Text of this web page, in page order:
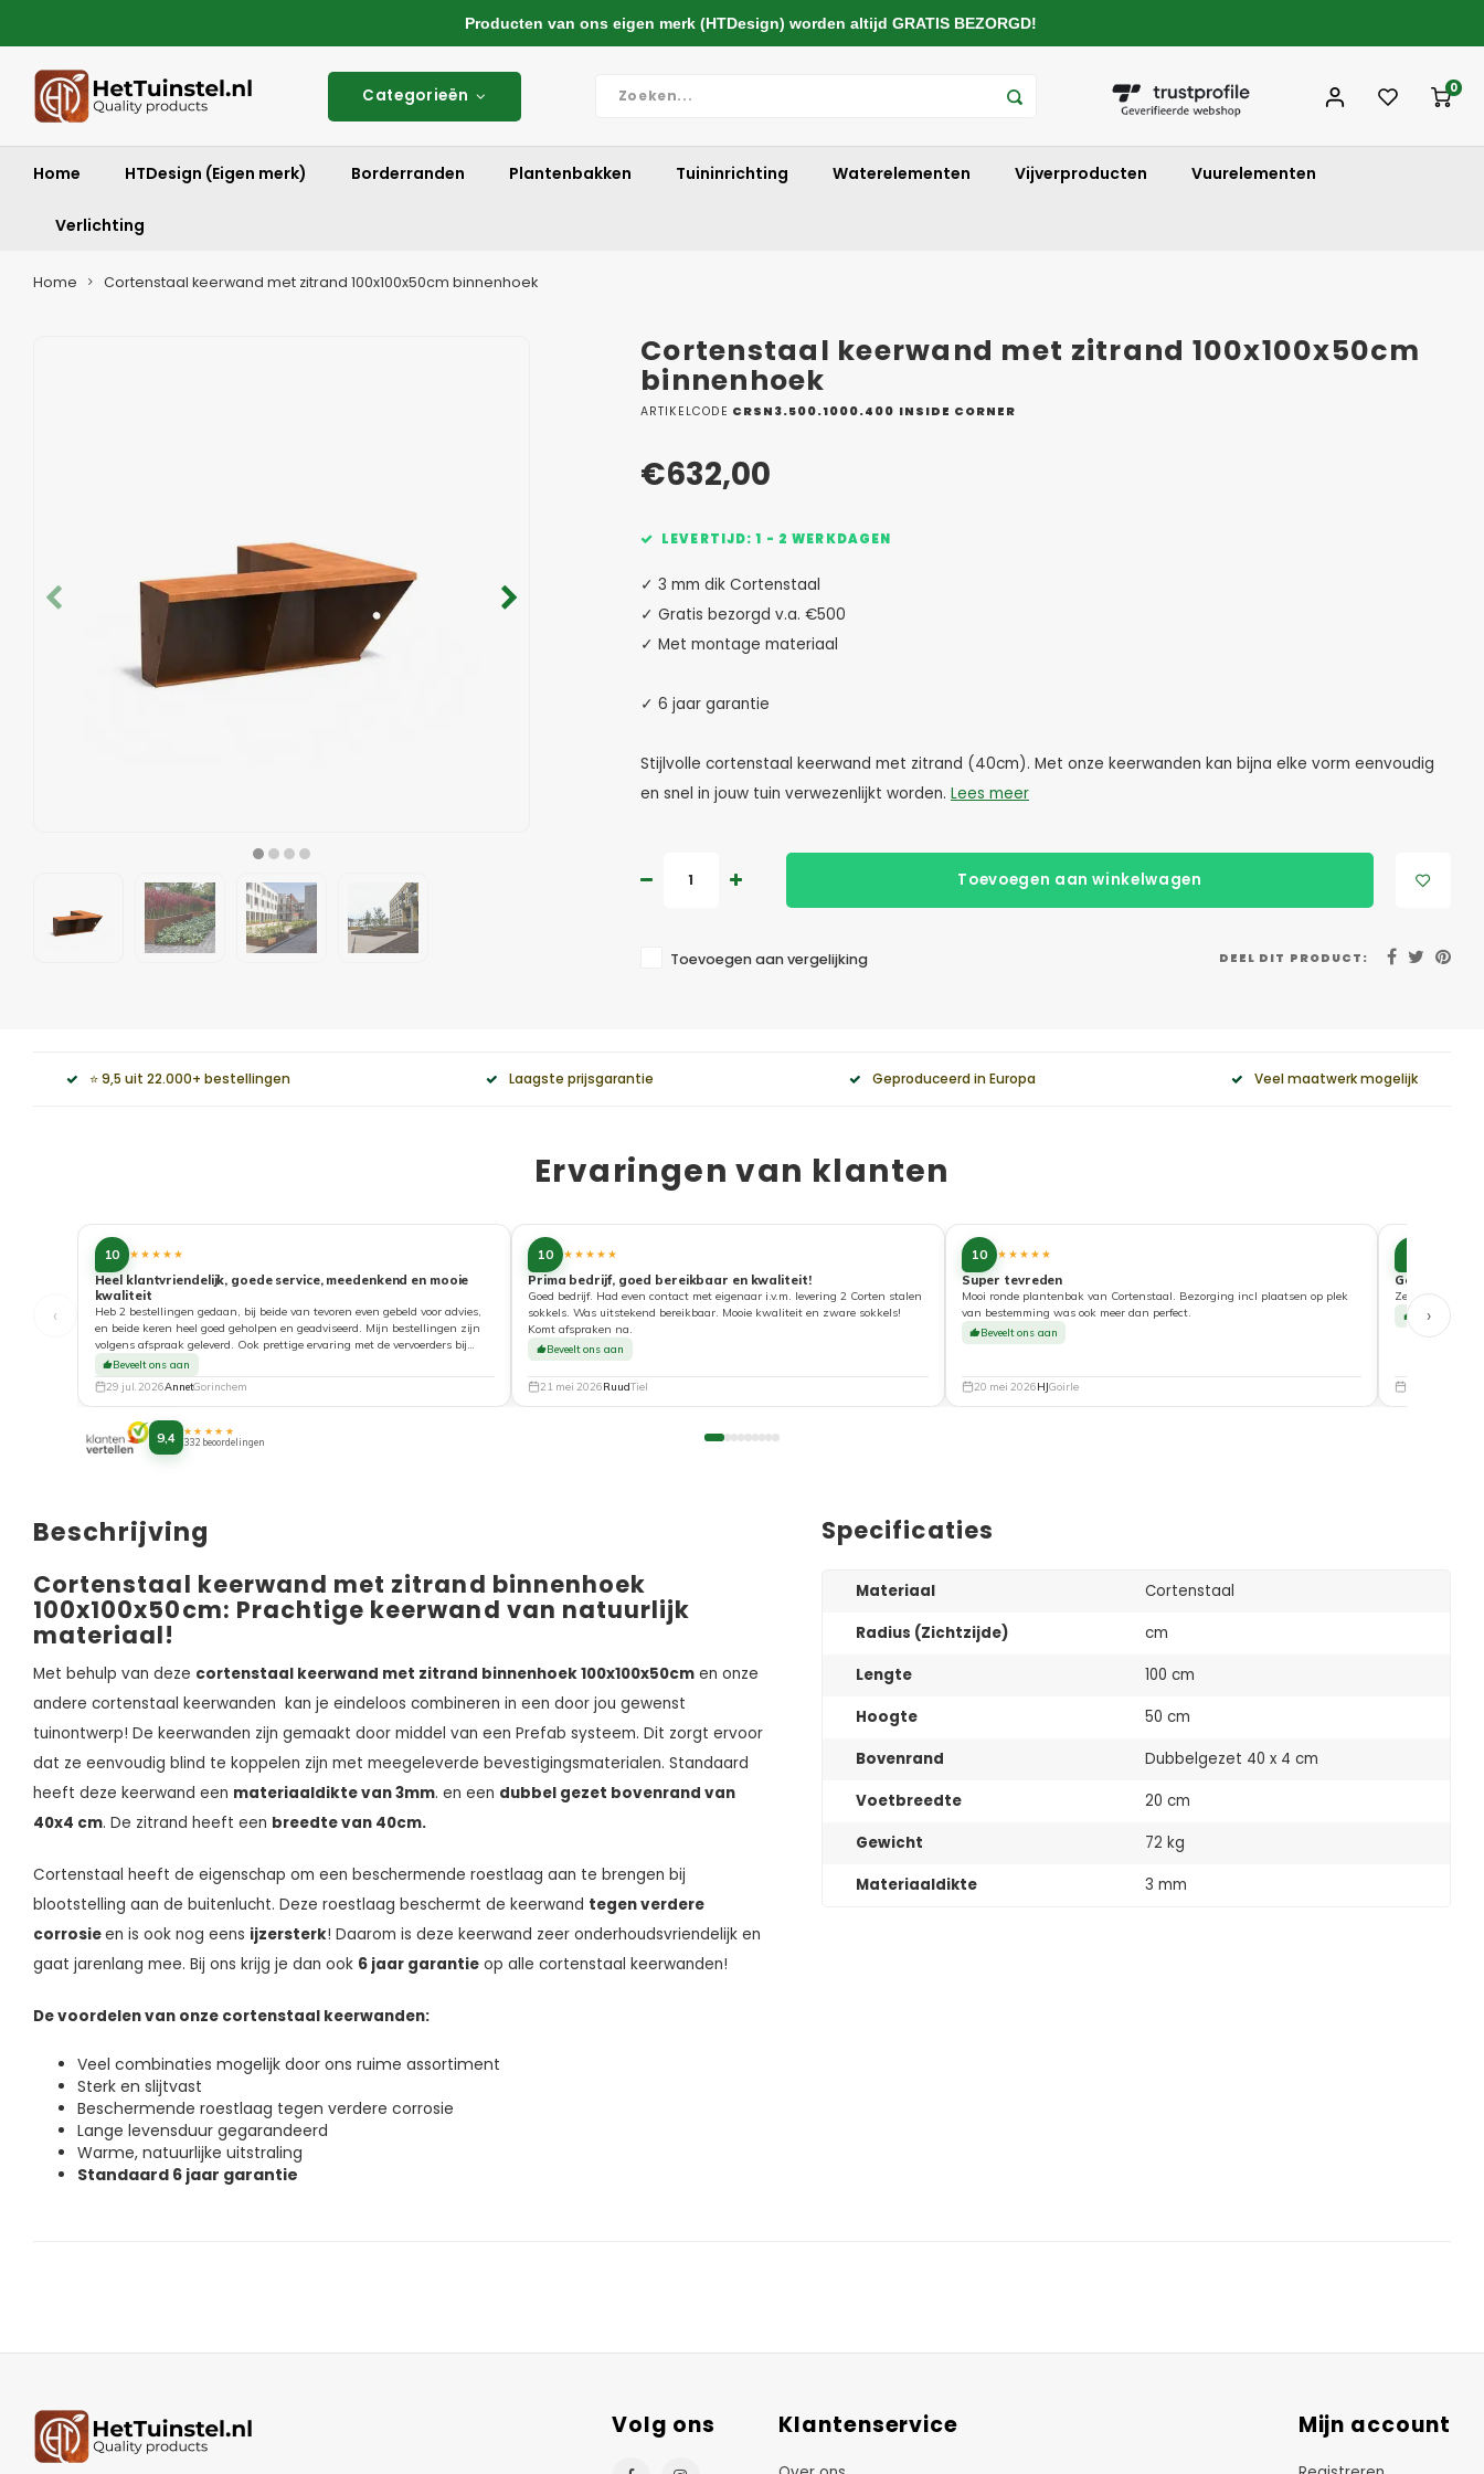
Categorieën 0
Home HTDesign (Eigen merk) Borderranden Plantenbakken Tuininrichting Waterelementen Vijverproducten Vuurelementen
Verlichting
Home Cortenstaal keerwand met zitrand 100x100x50cm binnenhoek
Cortenstaal keerwand met zitrand 100x100x50cm
binnenhoek
ARTIKELCODE CRSN3.500.1000.400 INSIDE CORNER
€632,00
LEVERTIJD: 1 - 2 WERKDAGEN
✓ 3 mm dik Cortenstaal
✓ Gratis bezorgd v.a. €500
✓ Met montage materiaal
✓ 6 jaar garantie
Stijlvolle cortenstaal keerwand met zitrand (40cm). Met onze keerwanden kan bijna elke vorm eenvoudig
en snel in jouw tuin verwezenlijkt worden. Lees meer
Toevoegen aan winkelwagen
Toevoegen aan vergelijking DEEL DIT PRODUCT:
⭐ 9,5 uit 22.000+ bestellingen Laagste prijsgarantie Geproduceerd in Europa Veel maatwerk mogelijk
Ervaringen van klanten
‹
10 ★★★★★
Heel klantvriendelijk, goede service, meedenkend en mooie
kwaliteit
Heb 2 bestellingen gedaan, bij beide van tevoren even gebeld voor advies,
en beide keren heel goed geholpen en geadviseerd. Mijn bestellingen zijn
volgens afspraak geleverd. Ook prettige ervaring met de vervoerders bij
aflevering. Top!
Beveelt ons aan
29 jul. 2026AnnetGorinchem
10 ★★★★★
Prima bedrijf, goed bereikbaar en kwaliteit!
Goed bedrijf. Had even contact met eigenaar i.v.m. levering 2 Corten stalen
sokkels. Was uitstekend bereikbaar. Mooie kwaliteit en zware sokkels!
Komt afspraken na.
Beveelt ons aan
21 mei 2026RuudTiel
10 ★★★★★
Super tevreden
Mooi ronde plantenbak van Cortenstaal. Bezorging incl plaatsen op plek
van bestemming was ook meer dan perfect.
Beveelt ons aan
20 mei 2026HJGoirle
Goede
Zeer tevreden
Beveelt ons
›
9,4 ★★★★★
332 beoordelingen
Beschrijving
Cortenstaal keerwand met zitrand binnenhoek
100x100x50cm: Prachtige keerwand van natuurlijk
materiaal!
Met behulp van deze cortenstaal keerwand met zitrand binnenhoek 100x100x50cm en onze
andere cortenstaal keerwanden kan je eindeloos combineren in een door jou gewenst
tuinontwerp! De keerwanden zijn gemaakt door middel van een Prefab systeem. Dit zorgt ervoor
dat ze eenvoudig blind te koppelen zijn met meegeleverde bevestigingsmaterialen. Standaard
heeft deze keerwand een materiaaldikte van 3mm. en een dubbel gezet bovenrand van
40x4 cm. De zitrand heeft een breedte van 40cm.
Cortenstaal heeft de eigenschap om een beschermende roestlaag aan te brengen bij
blootstelling aan de buitenlucht. Deze roestlaag beschermt de keerwand tegen verdere
corrosieen is ook nog eens ijzersterk! Daarom is deze keerwand zeer onderhoudsvriendelijk en
gaat jarenlang mee. Bij ons krijg je dan ook 6 jaar garantie op alle cortenstaal keerwanden!
De voordelen van onze cortenstaal keerwanden:
Veel combinaties mogelijk door ons ruime assortiment
Sterk en slijtvast
Beschermende roestlaag tegen verdere corrosie
Lange levensduur gegarandeerd
Warme, natuurlijke uitstraling
Standaard 6 jaar garantie
Specificaties
Materiaal
Cortenstaal
Radius (Zichtzijde)
cm
Lengte
100 cm
Hoogte
50 cm
Bovenrand
Dubbelgezet 40 x 4 cm
Voetbreedte
20 cm
Gewicht
72 kg
Materiaaldikte
3 mm
Volg ons Klantenservice Mijn account
Producten van ons eigen merk (HTDesign) worden altijd GRATIS BEZORGD!